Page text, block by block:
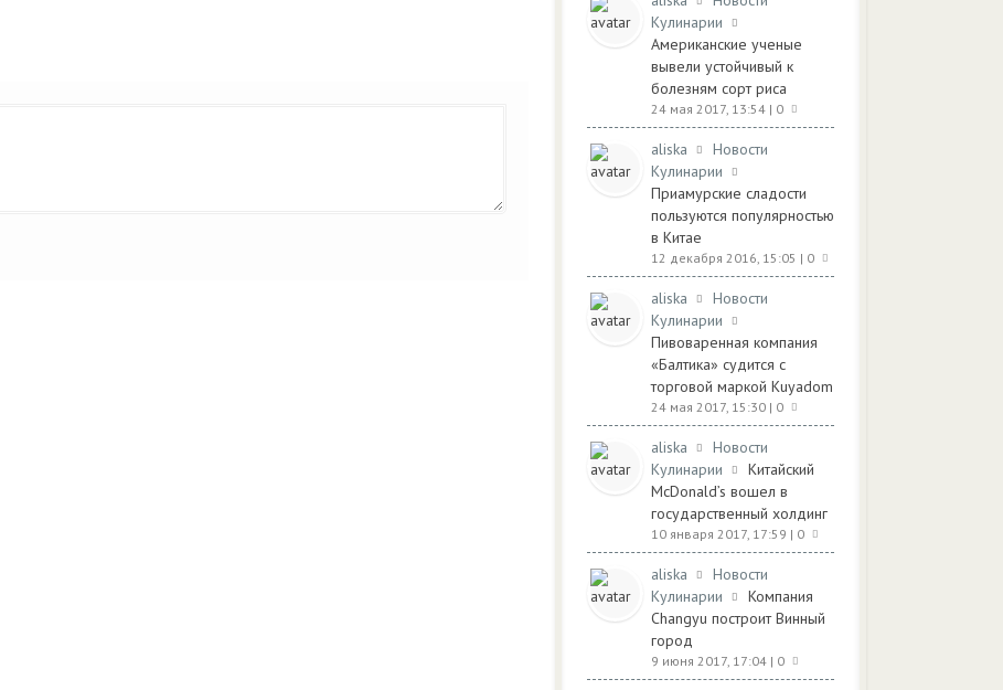
Кулинарии
Американские ученые
вывели устойчивый к
болезням сорт риса
24 мая 2017, 13:54 | 0
aliska
Новости
Кулинарии
Приамурские сладости
пользуются популярностью
в Китае
12 декабря 2016, 15:05 | 0
aliska
Новости
Кулинарии
Пивоваренная компания
«Балтика» судится с
торговой маркой Kuyadom
24 мая 2017, 15:30 | 0
aliska
Новости
Кулинарии
Китайский
McDonald’s вошел в
государственный холдинг
10 января 2017, 17:59 | 0
aliska
Новости
Кулинарии
Компания
Changyu построит Винный
город
9 июня 2017, 17:04 | 0